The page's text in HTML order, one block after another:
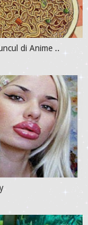
di Anime ..